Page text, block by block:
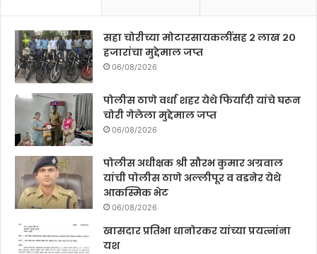
सहा चोरीच्या मोटारसायकलींसह २ लाख २०
हजारांचा मुद्देमाल जप्त
06/08/2026
पोलीस ठाणे वर्धा शहर येथे फिर्यादी यांचे घरून
चोरी गेलेला मुद्देमाल जप्त
06/08/2026
पोलीस अधीक्षक श्री सौरभ कुमार अग्रवाल
यांची पोलीस ठाणे अल्लीपूर व वडनेर येथे
आकस्मिक भेट
06/08/2026
खासदार प्रतिभा धानोरकर यांच्या प्रयत्नांना
यश